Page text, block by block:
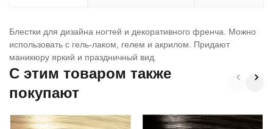
Блестки для дизайна ногтей и декоративного френча. Можно
использовать с гель-лаком, гелем и акрилом. Придают
маникюру яркий и праздничный вид.
C этим товаром также
покупают